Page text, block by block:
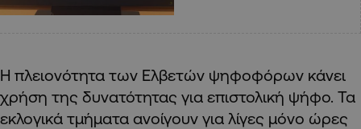
Η πλειονότητα των Ελβετών ψηφοφόρων κάνει
χρήση της δυνατότητας για επιστολική ψήφο. Τα
εκλογικά τμήματα ανοίγουν για λίγες μόνο ώρες